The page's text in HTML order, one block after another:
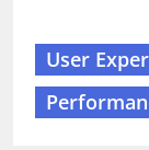
User